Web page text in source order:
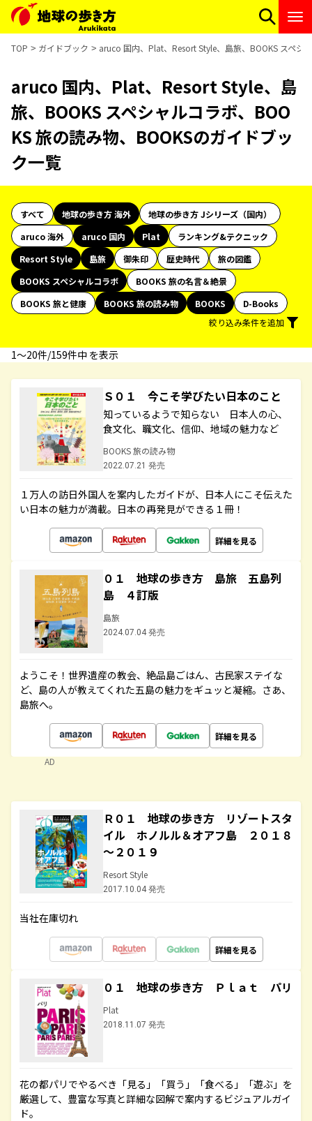
TOP ガイドブック aruco 国内、Plat、Resort Style、島旅、BOOKS スペシ
aruco 国内、Plat、Resort Style、島
旅、BOOKS スペシャルコラボ、BOO
KS 旅の読み物、BOOKSのガイドブッ
ク一覧
すべて 地球の歩き方 海外
地球の歩き方 Jシリーズ（国内）
aruco 海外
aruco 国内 Plat
ランキング&テクニック
Resort Style
島旅 御朱印 歴史時代
旅の図鑑
BOOKS スペシャルコラボ
BOOKS 旅の名言＆絶景
BOOKS 旅と健康
BOOKS 旅の読み物 BOOKS
D-Books
絞り込み条件を追加
1〜20件/159件中 を表示
Ｓ０１ 今こそ学びたい日本のこと
知っているようで知らない 日本人の心、
食文化、職文化、信仰、地域の魅力など
BOOKS 旅の読み物
2022.07.21 発売
１万人の訪日外国人を案内したガイドが、日本人にこそ伝えた
い日本の魅力が満載。日本の再発見ができる１冊！
詳細を見る
０１ 地球の歩き方 島旅 五島列
島 ４訂版
島旅
2024.07.04 発売
ようこそ！世界遺産の教会、絶品島ごはん、古民家ステイな
ど、島の人が教えてくれた五島の魅力をギュッと凝縮。さあ、
島旅へ。
詳細を見る
AD
Ｒ０１ 地球の歩き方 リゾートスタ
イル ホノルル＆オアフ島 ２０１８
～２０１９
Resort Style
2017.10.04 発売
当社在庫切れ
詳細を見る
０１ 地球の歩き方 Ｐｌａｔ パリ
Plat
2018.11.07 発売
花の都パリでやるべき「見る」「買う」「食べる」「遊ぶ」を
厳選して、豊富な写真と詳細な図解で案内するビジュアルガイ
ド。